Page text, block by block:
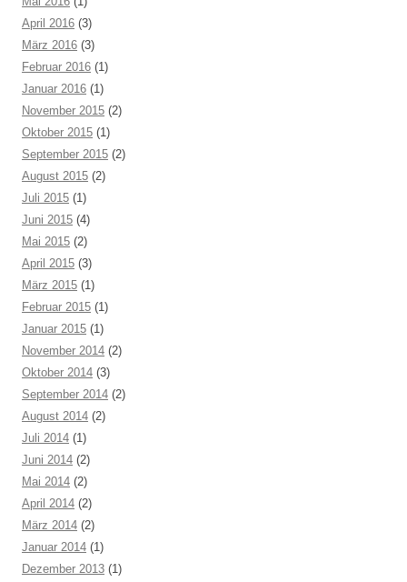
April 2016 (3)
März 2016 (3)
Februar 2016 (1)
Januar 2016 (1)
November 2015 (2)
Oktober 2015 (1)
September 2015 (2)
August 2015 (2)
Juli 2015 (1)
Juni 2015 (4)
Mai 2015 (2)
April 2015 (3)
März 2015 (1)
Februar 2015 (1)
Januar 2015 (1)
November 2014 (2)
Oktober 2014 (3)
September 2014 (2)
August 2014 (2)
Juli 2014 (1)
Juni 2014 (2)
Mai 2014 (2)
April 2014 (2)
März 2014 (2)
Januar 2014 (1)
Dezember 2013 (1)